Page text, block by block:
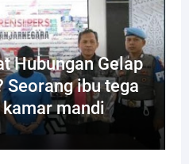
Hubungan Gelap
Seorang ibu tega
kamar mandi